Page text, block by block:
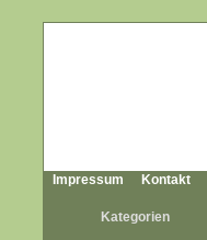
Impressum Kontakt
Kategorien